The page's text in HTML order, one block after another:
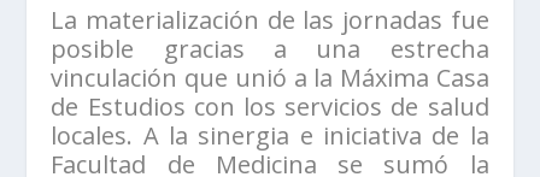
La materialización de las jornadas fue
posible gracias a una estrecha
vinculación que unió a la Máxima Casa
de Estudios con los servicios de salud
locales. A la sinergia e iniciativa de la
Facultad de Medicina se sumó la